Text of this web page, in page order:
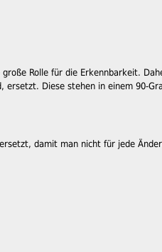
Rolle für die Erkennbarkeit.
Diese stehen in einem 90-
damit man nicht für jede